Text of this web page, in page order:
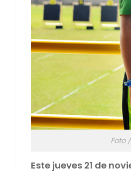
Foto
Este jueves 21 de